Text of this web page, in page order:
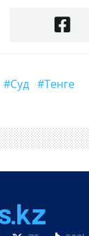
#суд #Тенге